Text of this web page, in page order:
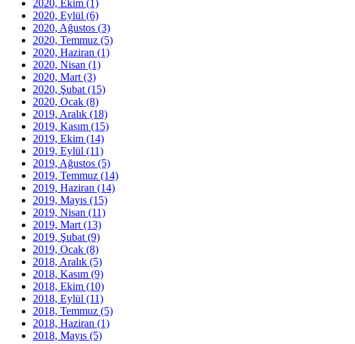
2020, Ekim (1)
2020, Eylül (6)
2020, Ağustos (3)
2020, Temmuz (5)
2020, Haziran (1)
2020, Nisan (1)
2020, Mart (3)
2020, Şubat (15)
2020, Ocak (8)
2019, Aralık (18)
2019, Kasım (15)
2019, Ekim (14)
2019, Eylül (11)
2019, Ağustos (5)
2019, Temmuz (14)
2019, Haziran (14)
2019, Mayıs (15)
2019, Nisan (11)
2019, Mart (13)
2019, Şubat (9)
2019, Ocak (8)
2018, Aralık (5)
2018, Kasım (9)
2018, Ekim (10)
2018, Eylül (11)
2018, Temmuz (5)
2018, Haziran (1)
2018, Mayıs (5)